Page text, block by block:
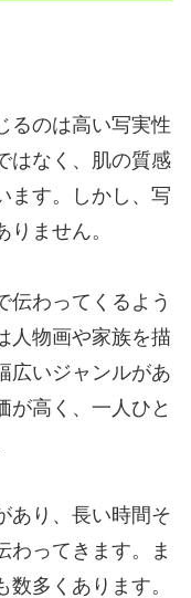
るのは高い写実性
はなく、肌の質感
ます。しかし、写
ません。
伝わってくるよう
人物画や家族を描
広いジャンルがあ
が高く、一人ひと
あり、長い時間そ
わってきます。ま
多くあります。